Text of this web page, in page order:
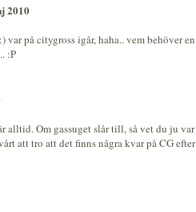
2010
var på citygross igår, haha.. vem behöver en
:P
alltid. Om gassuget slår till, så vet du ju var
att tro att det finns några kvar på CG efter